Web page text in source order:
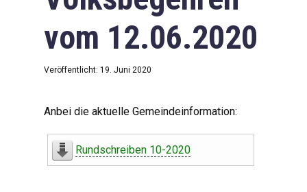
vom 12.06.2020
Veröffentlicht: 19. Juni 2020
Anbei die aktuelle Gemeindeinformation:
Rundschreiben 10-2020